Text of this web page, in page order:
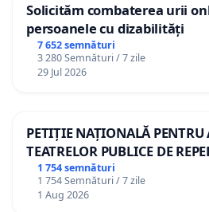
Solicităm combaterea urii
persoanele cu dizabilități
7 652 semnături
3 280 Semnături / 7 zile
29 Jul 2026
PETIȚIE NAȚIONALĂ PENTRU
TEATRELOR PUBLICE DE
ROMÂNIA
1 754 semnături
1 754 Semnături / 7 zile
1 Aug 2026